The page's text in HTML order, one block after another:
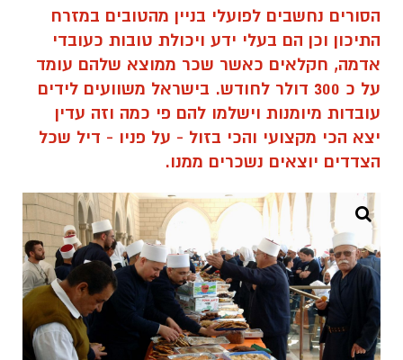
הסורים נחשבים לפועלי בניין מהטובים במזרח
התיכון וכן הם בעלי ידע ויכולת טובות כעובדי
אדמה, חקלאים כאשר שכר ממוצא שלהם עומד
על כ 300 דולר לחודש. בישראל משוועים לידים
עובדות מיומנות וישלמו להם פי כמה וזה עדין
יצא הכי מקצועי והכי בזול - על פניו - דיל שכל
הצדדים יוצאים נשכרים ממנו.